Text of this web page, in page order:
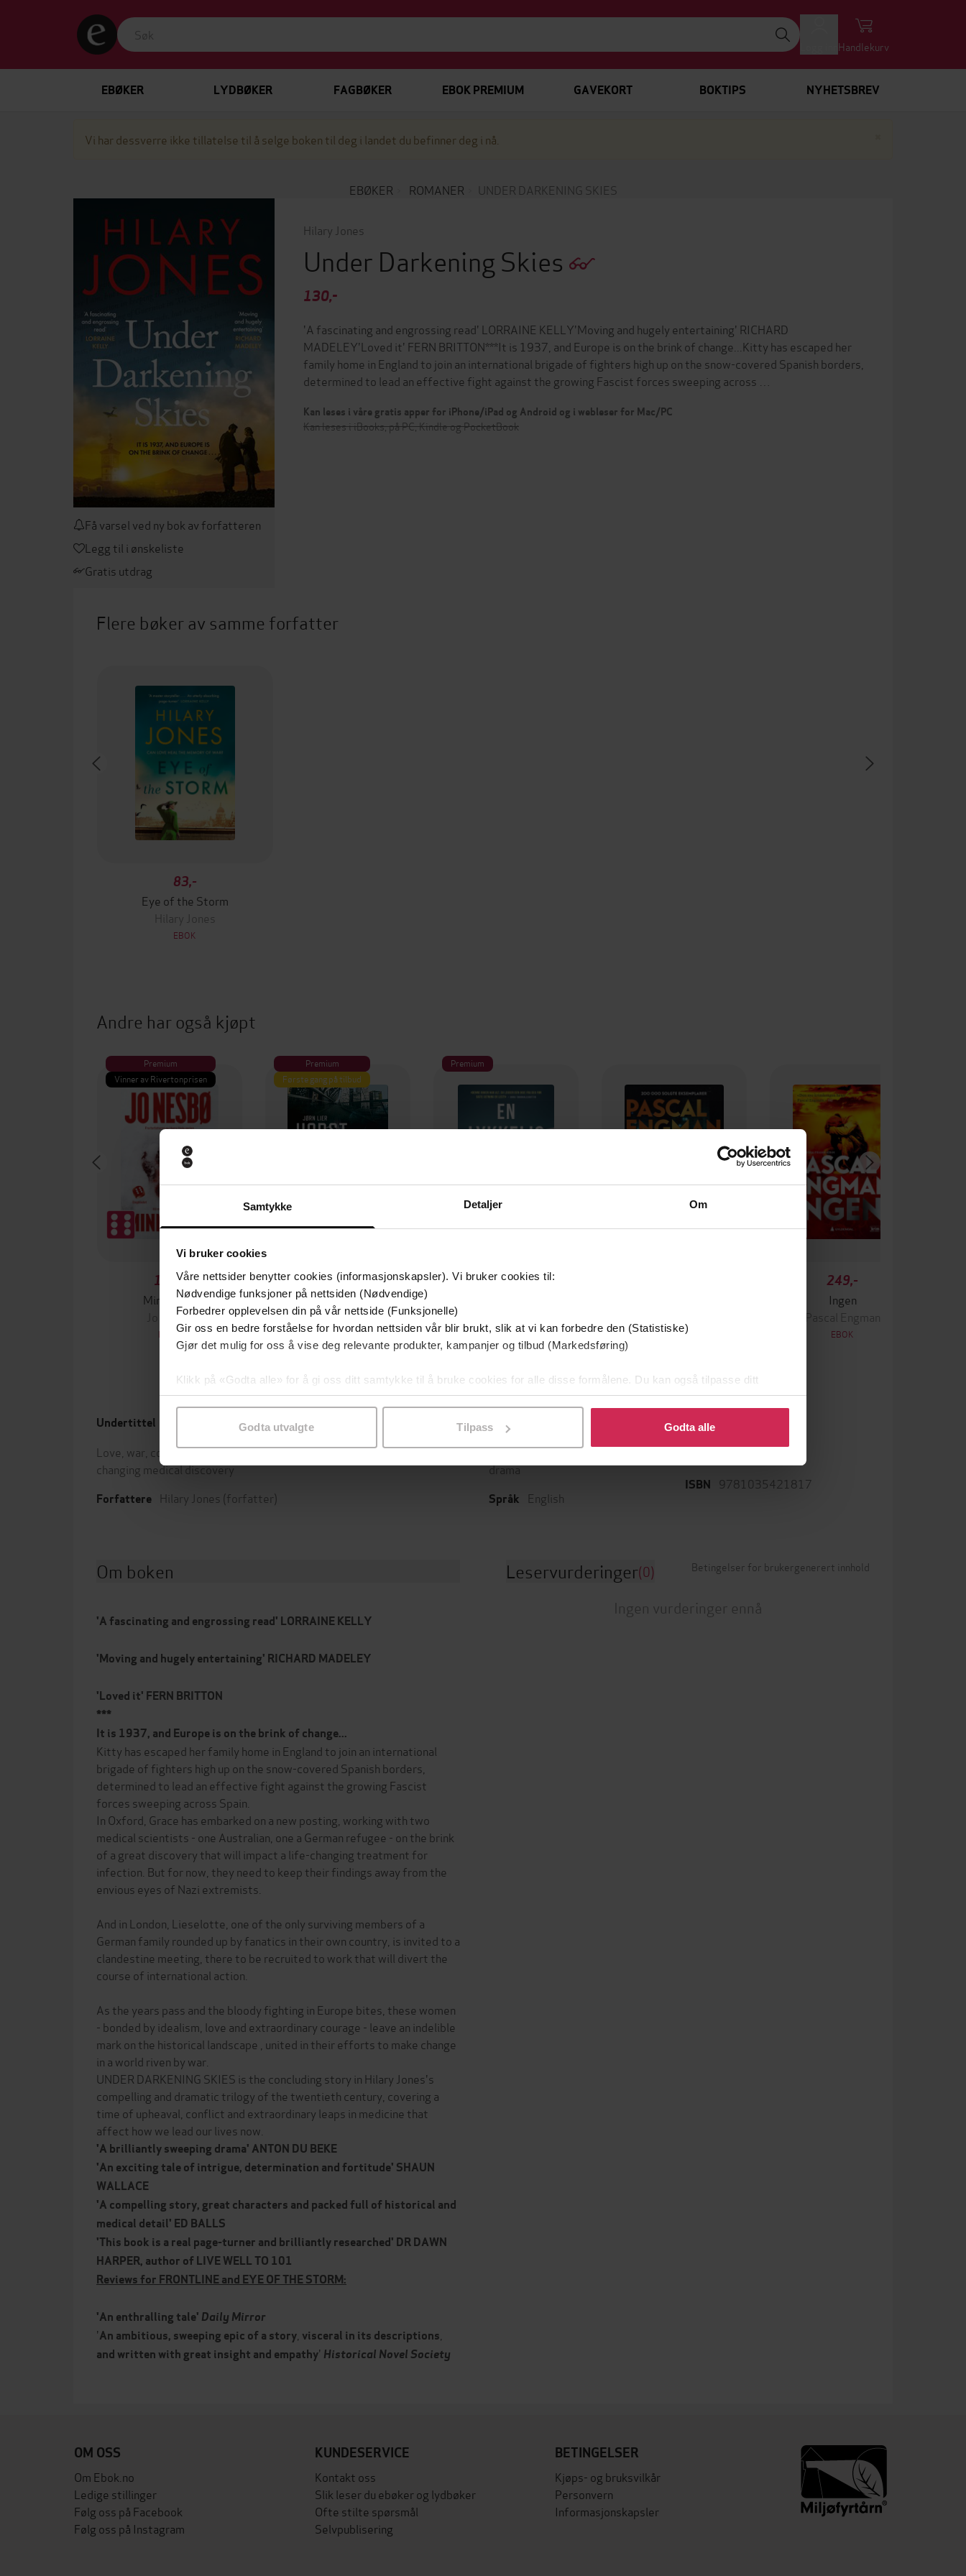
Samtykke Detaljer Om
Vi bruker cookies
Våre nettsider benytter cookies (informasjonskapsler). Vi bruker cookies til:
Nødvendige funksjoner på nettsiden (Nødvendige)
Forbedrer opplevelsen din på vår nettside (Funksjonelle)
Gir oss en bedre forståelse for hvordan nettsiden vår blir brukt, slik at vi kan forbedre den (Statistiske)
Gjør det mulig for oss å vise deg relevante produkter, kampanjer og tilbud (Markedsføring)
Klikk på «Godta alle» for å gi oss ditt samtykke til å bruke cookies for alle disse formålene. Du kan også tilpasse ditt
samtykke til spesifikke formål ved å klikke på «Tilpass». Du kan når som helst trekke tilbake eller endre ditt samtykke.
Godta utvalgte Tilpass Godta alle
Handlekurv
EBØKER LYDBØKER FAGBØKER EBOK PREMIUM GAVEKORT BOKTIPS NYHETSBREV
Vi har dessverre ikke tillatelse til å selge boken til deg i landet du befinner deg i nå.
EBØKER ROMANER UNDER DARKENING SKIES
Få varsel ved ny bok av forfatteren
Legg til i ønskeliste
Gratis utdrag
Hilary Jones
Under Darkening Skies
130,-
'A fascinating and engrossing read' LORRAINE KELLY'Moving and hugely entertaining' RICHARD
MADELEY'Loved it' FERN BRITTON***It is 1937, and Europe is on the brink of change...Kitty has escaped her
family home in England to join an international brigade of fighters high up on the snow-covered Spanish borders,
determined to lead an effective fight against the growing Fascist forces sweeping across …
Kan leses i våre gratis apper for iPhone/iPad og Android og i webleser for Mac/PC
Kan leses i iBooks, på PC, Kindle og PocketBook
Flere bøker av samme forfatter
83,-
Eye of the Storm
Hilary Jones
EBOK
Andre har også kjøpt
Premium
Vinner av Rivertonprisen
199,-
Minnesota
Jo Nesbø
EBOK
Premium
Første gang på tilbud
349,-
Utskudd
Jørn Lier Horst
EBOK
Premium
149,-
Stian Hjelvin Andersen
EBOK EBOK
249,-
Ingen
Pascal Engman
EBOK
Undertittel
Love, war, courage - and a life-
changing medical discovery
Forfattere Hilary Jones (forfatter)
Forlag
31.07.2025
Sjanger
Skjønnlitteratur,Romantikk og
drama
Språk English
Format
ISBN 9781035421817
Om boken
'A fascinating and engrossing read' LORRAINE KELLY
'Moving and hugely entertaining' RICHARD MADELEY
'Loved it' FERN BRITTON
***
It is 1937, and Europe is on the brink of change...
Kitty has escaped her family home in England to join an international
brigade of fighters high up on the snow-covered Spanish borders,
determined to lead an effective fight against the growing Fascist
forces sweeping across Spain.
In Oxford, Grace has embarked on a new posting, working with two
medical scientists - one Australian, one a German refugee - on the brink
of a great discovery that will impact a life-changing treatment for
infection. But for now, they need to keep their findings away from the
envious eyes of Nazi extremists.
And in London, Lieselotte, one of the only surviving members of a
German family rounded up by fanatics in their own country, is invited to a
clandestine meeting, there to be recruited to work that will divert the
course of international action.
As the years pass and the bloody fighting in Europe bites, these women
- bonded by idealism, love and extraordinary courage - leave an indelible
mark on the historical landscape , united in their efforts to make change
in a world riven by war.
UNDER DARKENING SKIES is the concluding story in Hilary Jones's
compelling and dramatic trilogy of the twentieth century, covering a
time of upheaval, conflict and extraordinary leaps in medicine that
affect how we lead our lives now.
'A brilliantly sweeping drama' ANTON DU BEKE
'An exciting tale of intrigue, determination and fortitude' SHAUN
WALLACE
'A compelling story, great characters and packed full of historical and
medical detail' ED BALLS
'This book is a real page-turner and brilliantly researched' DR DAWN
HARPER, author of LIVE WELL TO 101
Reviews for FRONTLINE and EYE OF THE STORM:
'An enthralling tale' Daily Mirror
'An ambitious, sweeping epic of a story visceral in its descriptions
and written with great insight and empathy' Historical Novel Society
Leservurderinger(0) Betingelser for brukergenerert innhold
Ingen vurderinger ennå
OM OSS
Om Ebok.no
Ledige stillinger
Følg oss på Facebook
Følg oss på Instagram
KUNDESERVICE
Kontakt oss
Slik leser du ebøker og lydbøker
Ofte stilte spørsmål
Selvpublisering
BETINGELSER
Kjøps- og bruksvilkår
Personvern
Informasjonskapsler